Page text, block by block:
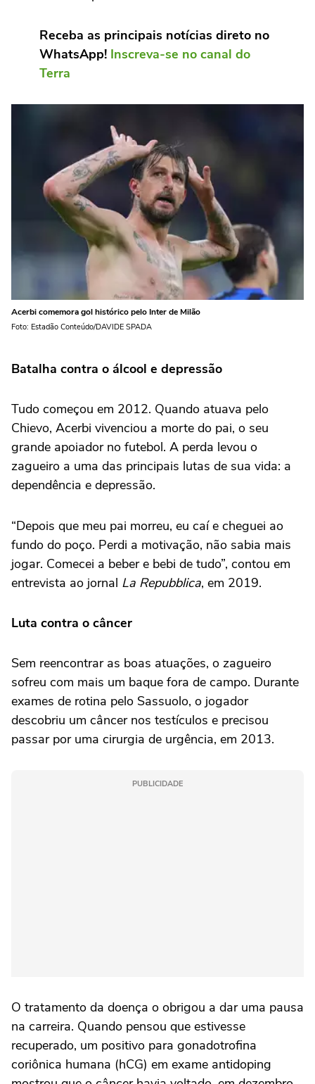
Receba as principais notícias direto no
WhatsApp! Inscreva-se no canal do
Terra
Acerbi comemora gol histórico pelo Inter de Milão
Foto: Estadão Conteúdo/DAVIDE SPADA
Batalha contra o álcool e depressão
Tudo começou em 2012. Quando atuava pelo
Chievo, Acerbi vivenciou a morte do pai, o seu
grande apoiador no futebol. A perda levou o
zagueiro a uma das principais lutas de sua vida: a
dependência e depressão.
“Depois que meu pai morreu, eu caí e cheguei ao
fundo do poço. Perdi a motivação, não sabia mais
jogar. Comecei a beber e bebi de tudo”, contou em
entrevista ao jornal La Repubblica, em 2019.
Luta contra o câncer
Sem reencontrar as boas atuações, o zagueiro
sofreu com mais um baque fora de campo. Durante
exames de rotina pelo Sassuolo, o jogador
descobriu um câncer nos testículos e precisou
passar por uma cirurgia de urgência, em 2013.
PUBLICIDADE
O tratamento da doença o obrigou a dar uma pausa
na carreira. Quando pensou que estivesse
recuperado, um positivo para gonadotrofina
coriônica humana (hCG) em exame antidoping